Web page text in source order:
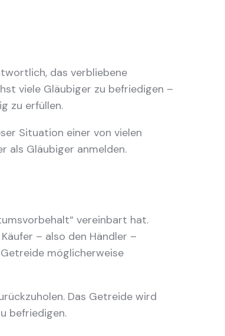
das verbliebene
viele Gläubiger zu befriedigen –
zu erfüllen.
Situation einer von vielen
als Gläubiger anmelden.
vereinbart hat.
– also den Händler –
möglicherweise
Das Getreide wird
befriedigen.